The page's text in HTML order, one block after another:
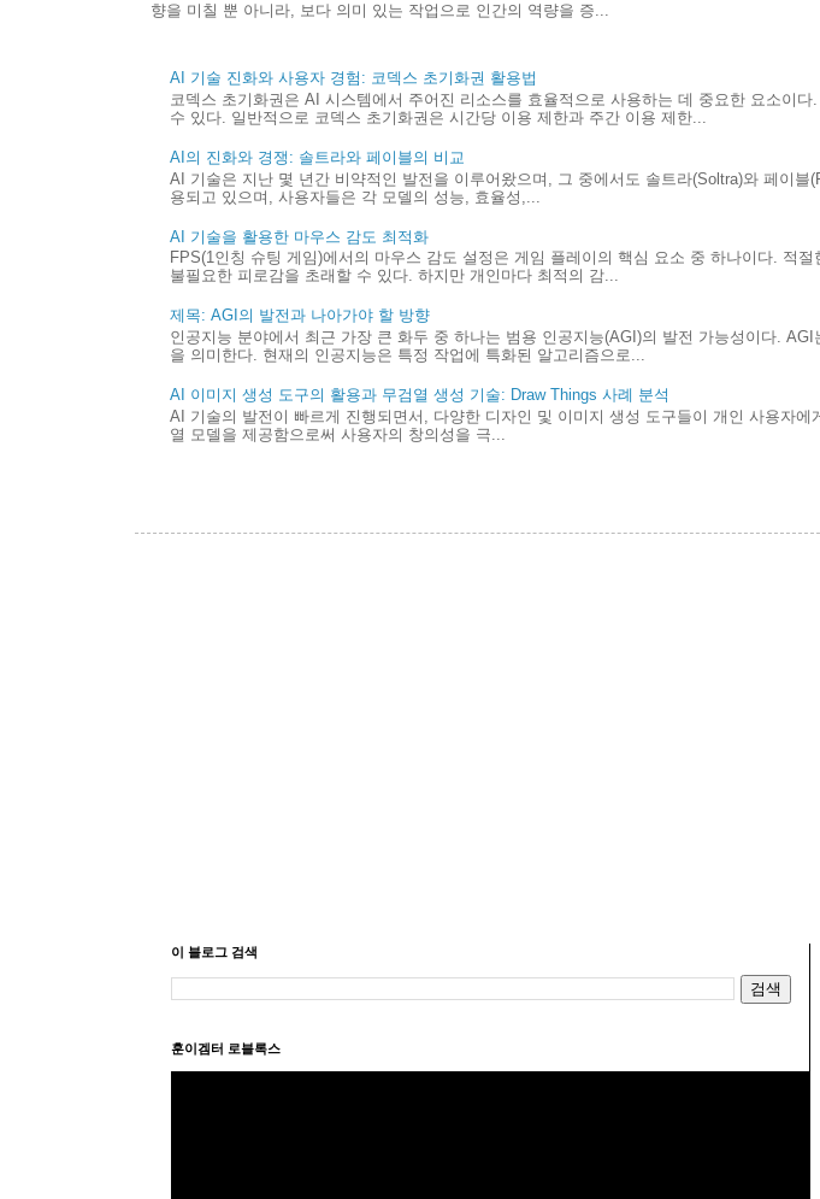
향을 미칠 뿐 아니라, 보다 의미 있는 작업으로 인간의 역량을 증...
AI 기술 진화와 사용자 경험: 코덱스 초기화권 활용법
코덱스 초기화권은 AI 시스템에서 주어진 리소스를 효율적으로 사용하는 데 중요한 요소이
수 있다. 일반적으로 코덱스 초기화권은 시간당 이용 제한과 주간 이용 제한...
AI의 진화와 경쟁: 솔트라와 페이블의 비교
AI 기술은 지난 몇 년간 비약적인 발전을 이루어왔으며, 그 중에서도 솔트라(Soltra)와 페이
용되고 있으며, 사용자들은 각 모델의 성능, 효율성,...
AI 기술을 활용한 마우스 감도 최적화
FPS(1인칭 슈팅 게임)에서의 마우스 감도 설정은 게임 플레이의 핵심 요소 중 하나이다. 적
불필요한 피로감을 초래할 수 있다. 하지만 개인마다 최적의 감...
제목: AGI의 발전과 나아가야 할 방향
인공지능 분야에서 최근 가장 큰 화두 중 하나는 범용 인공지능(AGI)의 발전 가능성이다.
을 의미한다. 현재의 인공지능은 특정 작업에 특화된 알고리즘으로...
AI 이미지 생성 도구의 활용과 무검열 생성 기술: Draw Things 사례 분석
AI 기술의 발전이 빠르게 진행되면서, 다양한 디자인 및 이미지 생성 도구들이 개인 사용자
열 모델을 제공함으로써 사용자의 창의성을 극...
이 블로그 검색
훈이겜터 로블록스